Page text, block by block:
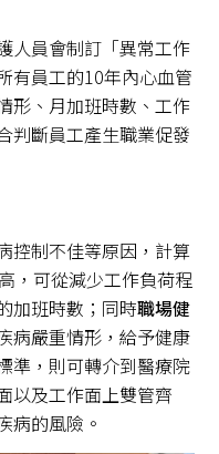
人員會制訂「異常工作
有員工的10年內心血管
形、月加班時數、工作
判斷員工產生職業促發
控制不佳等原因，計算
，可從減少工作負荷程
加班時數；同時職場健
病嚴重情形，給予健康
準，則可轉介到醫療院
以及工作面上雙管齊
病的風險。